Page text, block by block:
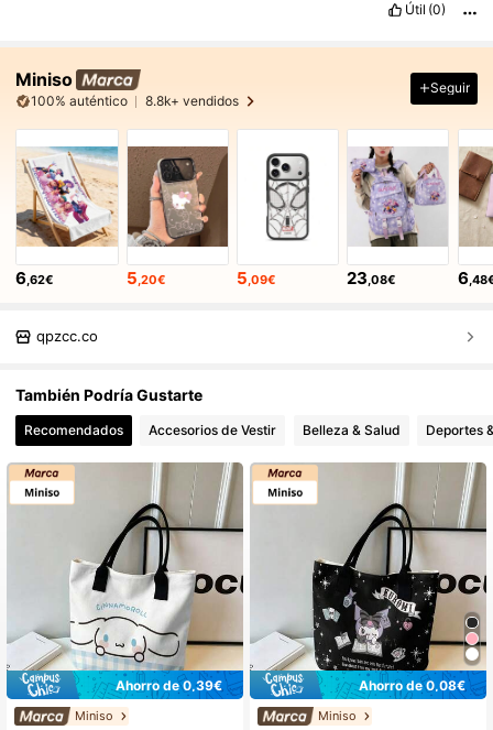
Útil (0)
Miniso
100% auténtico 8.8k+ vendidos
Seguir
6,62€ 5,20€ 5,09€ 23,08€ 6
qpzcc.co
También Podría Gustarte
Recomendados Accesorios de Vestir Belleza & Salud Deportes
Ahorro de 0,39€
Miniso
Ahorro de 0,08€
Miniso